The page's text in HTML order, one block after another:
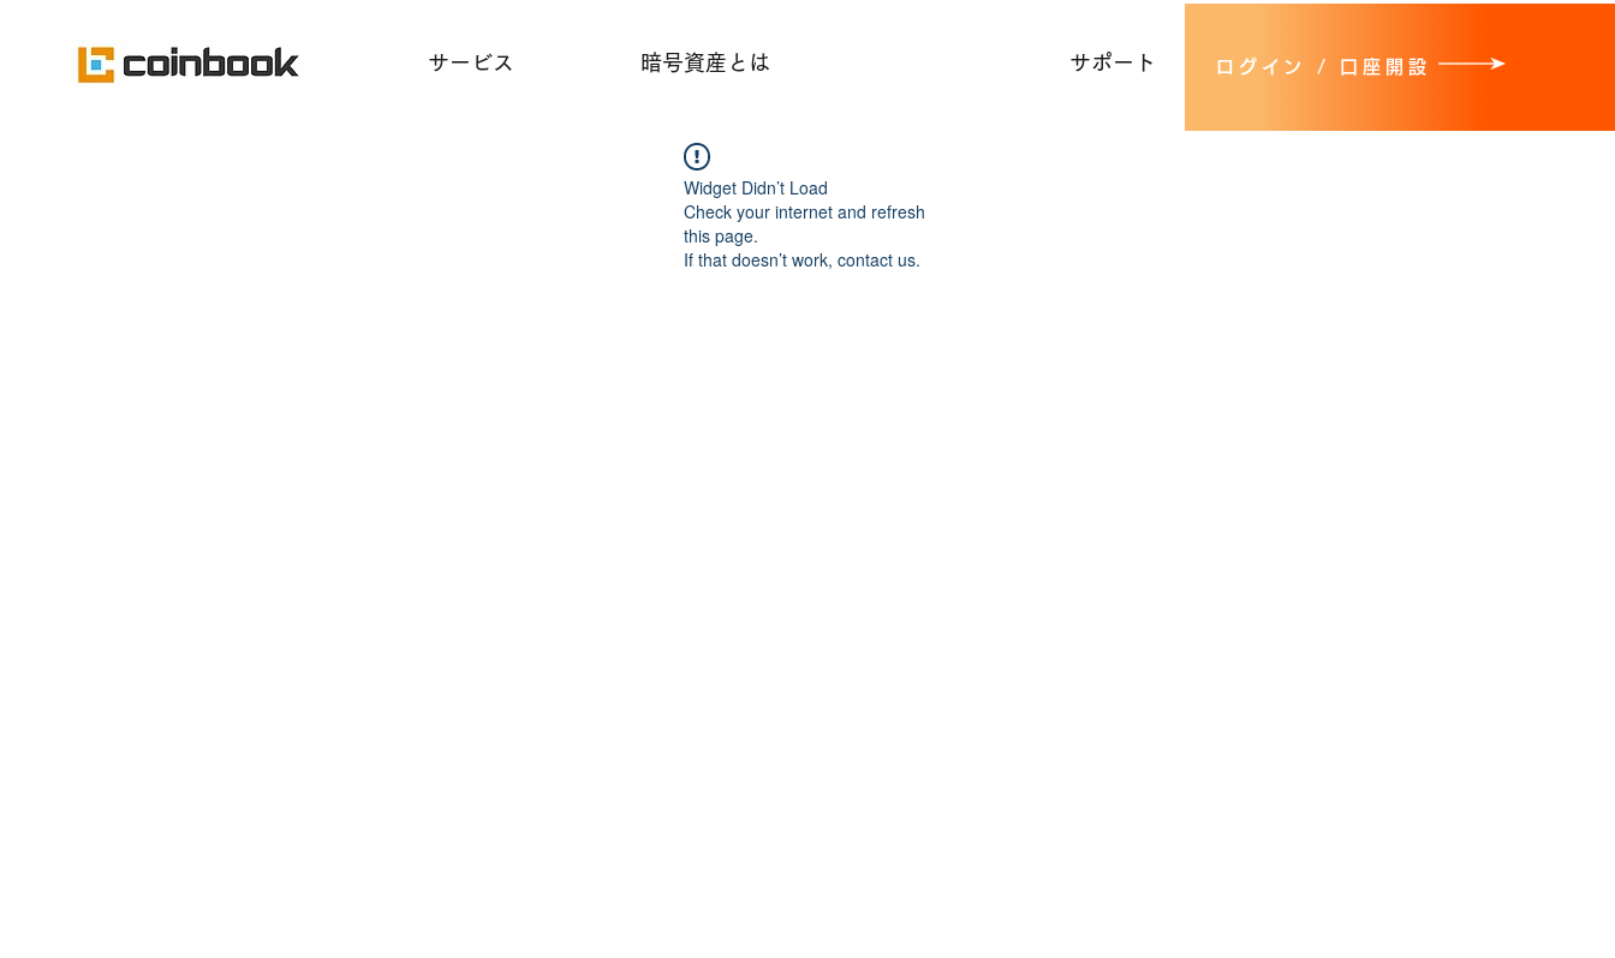
​サービス 暗号資産とは サポート ログイン / 口座開設
Widget Didn’t Load
Check your internet and refresh
this page.
If that doesn’t work, contact us.